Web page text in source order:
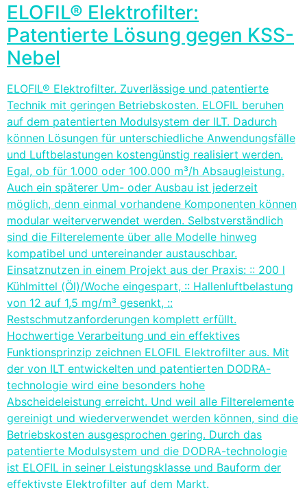
ELOFIL® Elektrofilter:
Patentierte Lösung gegen KSS-
Nebel
ELOFIL® Elektrofilter. Zuverlässige und patentierte
Technik mit geringen Betriebskosten. ELOFIL beruhen
auf dem patentierten Modulsystem der ILT. Dadurch
können Lösungen für unterschiedliche Anwendungsfälle
und Luftbelastungen kostengünstig realisiert werden.
Egal, ob für 1.000 oder 100.000 m³/h Absaugleistung.
Auch ein späterer Um- oder Ausbau ist jederzeit
möglich, denn einmal vorhandene Komponenten können
modular weiterverwendet werden. Selbstverständlich
sind die Filterelemente über alle Modelle hinweg
kompatibel und untereinander austauschbar.
Einsatznutzen in einem Projekt aus der Praxis: :: 200 l
Kühlmittel (Öl)/Woche eingespart, :: Hallenluftbelastung
von 12 auf 1,5 mg/m³ gesenkt, ::
Restschmutzanforderungen komplett erfüllt.
Hochwertige Verarbeitung und ein effektives
Funktionsprinzip zeichnen ELOFIL Elektrofilter aus. Mit
der von ILT entwickelten und patentierten DODRA-
technologie wird eine besonders hohe
Abscheideleistung erreicht. Und weil alle Filterelemente
gereinigt und wiederverwendet werden können, sind die
Betriebskosten ausgesprochen gering. Durch das
patentierte Modulsystem und die DODRA-technologie
ist ELOFIL in seiner Leistungsklasse und Bauform der
effektivste Elektrofilter auf dem Markt.